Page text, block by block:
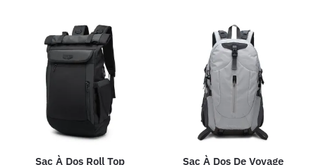
variations.
Les
options
peuvent
être
choisies
sur
la
page
plusieurs
variations.
Les
options
peuvent
être
choisies
sur
la
Sac À Dos Roll Top
Sac À Dos De Voyage